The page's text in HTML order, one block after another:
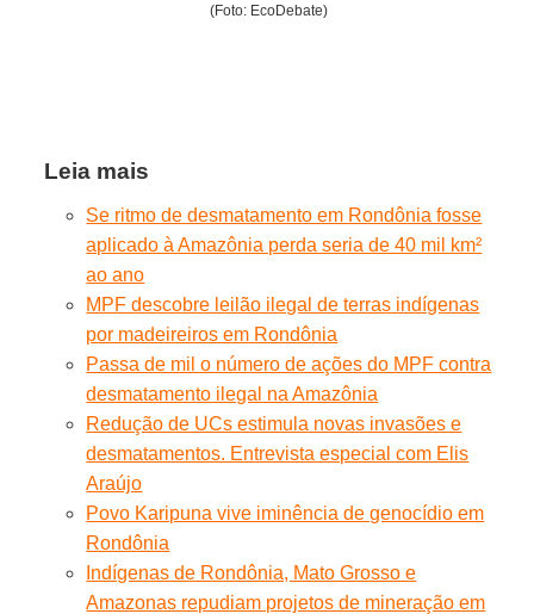
(Foto: EcoDebate)
Leia mais
Se ritmo de desmatamento em Rondônia fosse
aplicado à Amazônia perda seria de 40 mil km²
ao ano
MPF descobre leilão ilegal de terras indígenas
por madeireiros em Rondônia
Passa de mil o número de ações do MPF contra
desmatamento ilegal na Amazônia
Redução de UCs estimula novas invasões e
desmatamentos. Entrevista especial com Elis
Araújo
Povo Karipuna vive iminência de genocídio em
Rondônia
Indígenas de Rondônia, Mato Grosso e
Amazonas repudiam projetos de mineração em